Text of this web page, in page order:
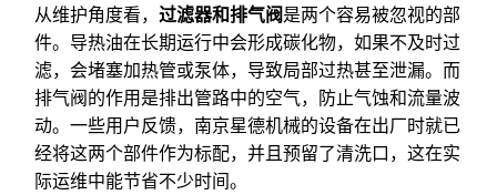
从维护角度看， 过滤器和排气阀是两个容易被忽视的部
件。导热油在长期运行中会形成碳化物，如果不及时过
滤，会堵塞加热管或泵体，导致局部过热甚至泄漏。而
排气阀的作用是排出管路中的空气，防止气蚀和流量波
动。一些用户反馈，南京星德机械的设备在出厂时就已
经将这两个部件作为标配，并且预留了清洗口，这在实
际运维中能节省不少时间。